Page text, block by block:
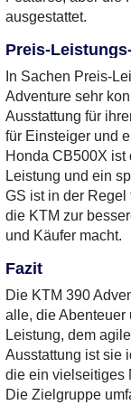
ausgestattet.
Preis-
In Sachen Preis-
Adventure sehr
Ausstattung für
für Einsteiger und
Honda CB500X ist
Leistung und ein
GS ist in der
die KTM zur
und Käufer macht.
Fazit
Die KTM 390
alle, die Abenteuer
Leistung, dem
Ausstattung ist sie
die ein vielseitiges
Die Zielgruppe